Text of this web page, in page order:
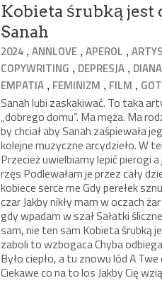
Kobieta śrubką jest
Sanah
2024 ,ANNLOVE ,APEROL ,
COPYWRITING , DEPRESJA ,
EMPATIA , FEMINIZM , FILM ,
Sanah lubi zaskakiwać. To taka
„dobrego domu”. Ma męża. Ma
by chciał aby Sanah zaśpiewała
kolejne muzyczne arcydzieło. W
Przecież uwielbiamy lepić pierogi
rzęs Podlewałam je przez cały
kobiece serce me Gdy perełek
czar Jakby nikły mam w oczach
gdy wpadam w szał Sałatki
sam, nie ten sam Kobieta śrubką
zaboli to wzbogaca Chyba
Było ciepło, a tu znowu lód A
Ciekawe co na to los Jakby Cię